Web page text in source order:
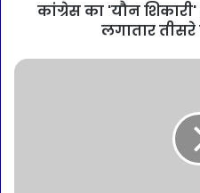
कांग्रेस का 'यौन
लगातार